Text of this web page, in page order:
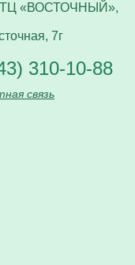
ТЦ «ВОСТОЧНЫЙ»,
7г
310-10-88
связь